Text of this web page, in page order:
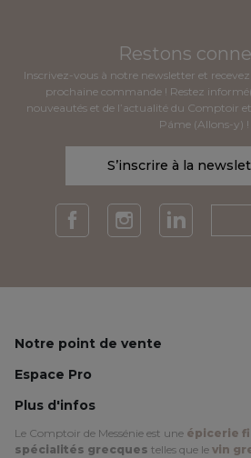
Restons
Inscrivez-vous à notre newsletter et
prochaine commande ! Restez
nouveautés et de l’actualité du Comptoir
Páme (Allons-y) !
S’inscrire à la
Notre point de vente
Espace Pro
Plus d'infos
Le Comptoir de Messénie est une épicerie
spécialités grecques telles que le vin